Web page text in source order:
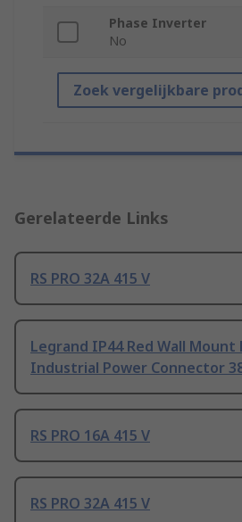
Phase Inverter
No
Zoek vergelijkbare
Gerelateerde Links
RS PRO 32A 415 V
Legrand IP44 Red Wall Mount
Industrial Power Connector
RS PRO 16A 415 V
RS PRO 32A 415 V